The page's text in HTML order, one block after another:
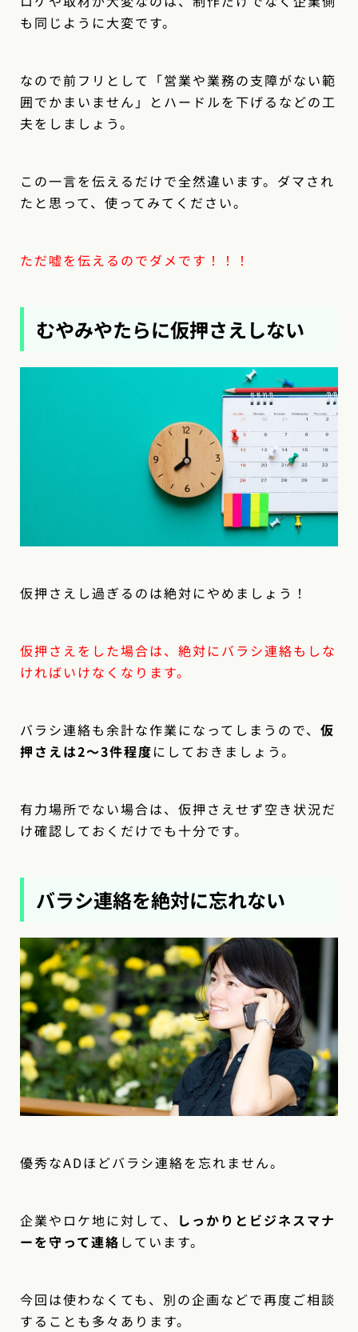
も同じように大変です。
なので前フリとして「営業や業務の支障がない範
囲でかまいません」とハードルを下げるなどの工
夫をしましょう。
この一言を伝えるだけで全然違います。ダマされ
たと思って、使ってみてください。
ただ嘘を伝えるのでダメです！！！
むやみやたらに仮押さえしない
仮押さえし過ぎるのは絶対にやめましょう！
仮押さえをした場合は、絶対にバラシ連絡もしな
ければいけなくなります。
バラシ連絡も余計な作業になってしまうので、 仮
押さえは2〜3件程度にしておきましょう。
有力場所でない場合は、仮押さえせず空き状況だ
け確認しておくだけでも十分です。
バラシ連絡を絶対に忘れない
優秀なADほどバラシ連絡を忘れません。
企業やロケ地に対して、
しっかりとビジネスマナ
ーを守って連絡 しています。
今回は使わなくても、別の企画などで再度ご相談
することも多々あります。